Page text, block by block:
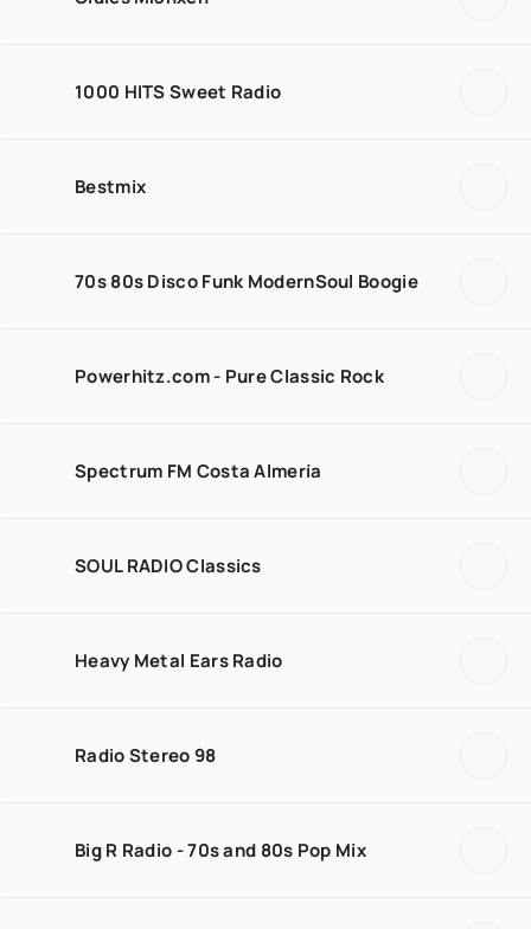
1000 HITS Sweet Radio
Bestmix
70s 80s Disco Funk ModernSoul Boogie
Powerhitz.com - Pure Classic Rock
Spectrum FM Costa Almería
SOUL RADIO Classics
Heavy Metal Ears Radio
Radio Stereo 98
Big R Radio - 70s and 80s Pop Mix